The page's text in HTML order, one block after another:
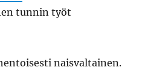
tunnin työt
naisvaltainen.